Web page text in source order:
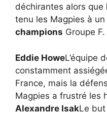
déchirantes alors que
tenu les Magpies à un
champions Groupe F.
Eddie HoweL’équipe
constamment
France, mais la
Magpies a frustré les
Alexandre IsakLe